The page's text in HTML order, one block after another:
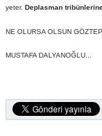
yeter. Deplasman
NE OLURSA OLSUN
MUSTAFA DALYANOĞLU...